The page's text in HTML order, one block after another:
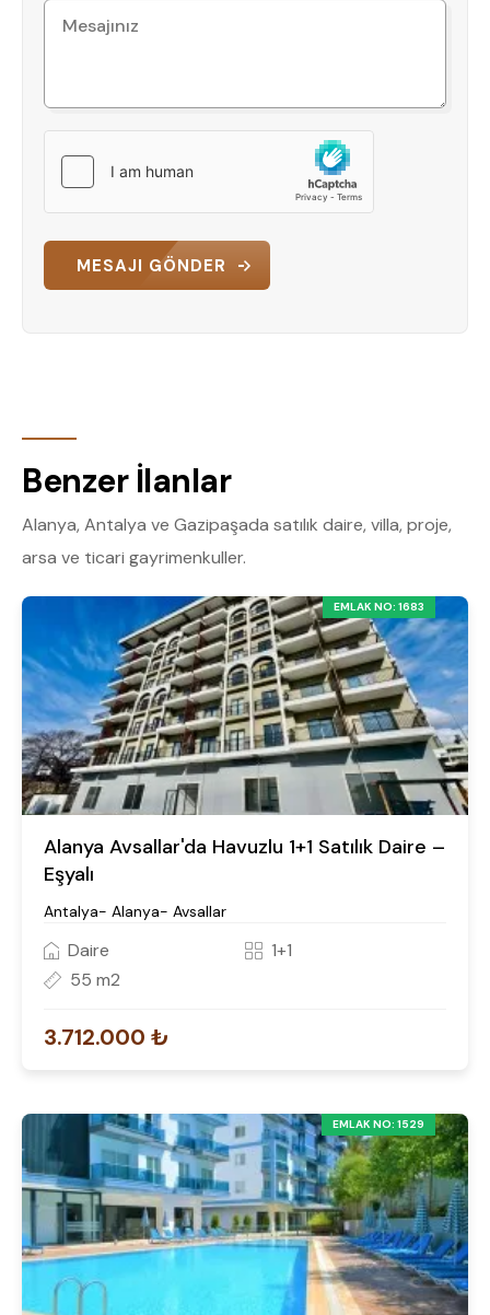
MESAJI GÖNDER
Benzer İlanlar
Alanya, Antalya ve Gazipaşada satılık daire, villa, proje,
arsa ve ticari gayrimenkuller.
EMLAK NO: 1683
Alanya Avsallar'da Havuzlu 1+1 Satılık Daire –
Eşyalı
Antalya- Alanya- Avsallar
Daire
1+1
55 m2
3.712.000 ₺
EMLAK NO: 1529